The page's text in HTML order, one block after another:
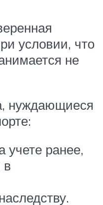
условии, что
не
нуждающиеся
учете ранее,
в